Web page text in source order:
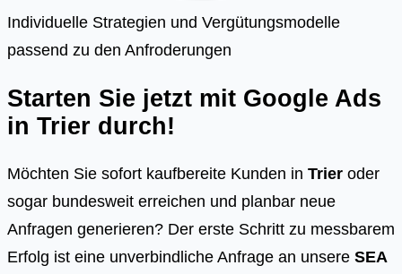
Individuelle Strategien und Vergütungsmodelle
passend zu den Anfroderungen
Starten Sie jetzt mit Google Ads
in Trier durch!
Möchten Sie sofort kaufbereite Kunden in Trier oder
sogar bundesweit erreichen und planbar neue
Anfragen generieren? Der erste Schritt zu messbarem
Erfolg ist eine unverbindliche Anfrage an unsere SEA